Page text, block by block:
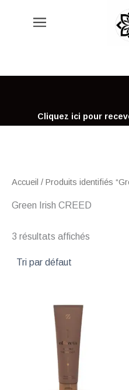
Cliquez ici pour
Accueil / Produits identifiés
Green Irish CREED
3 résultats affichés